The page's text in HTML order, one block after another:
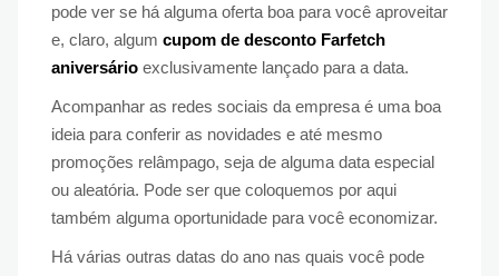
pode ver se há alguma oferta boa para você aproveitar
e, claro, algum cupom de desconto Farfetch
aniversário exclusivamente lançado para a data.
Acompanhar as redes sociais da empresa é uma boa
ideia para conferir as novidades e até mesmo
promoções relâmpago, seja de alguma data especial
ou aleatória. Pode ser que coloquemos por aqui
também alguma oportunidade para você economizar.
Há várias outras datas do ano nas quais você pode